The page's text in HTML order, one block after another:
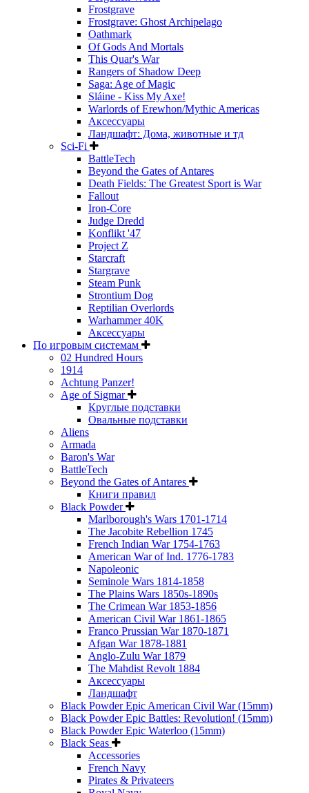
Frostgrave
Frostgrave: Ghost Archipelago
Oathmark
Of Gods And Mortals
This Quar's War
Rangers of Shadow Deep
Saga: Age of Magic
Sláine - Kiss My Axe!
Warlords of Erewhon/Mythic Americas
Аксессуары
Ландшафт: Дома, животные и тд
Sci-Fi
BattleTech
Beyond the Gates of Antares
Death Fields: The Greatest Sport is War
Fallout
Iron-Core
Judge Dredd
Konflikt '47
Project Z
Starcraft
Stargrave
Steam Punk
Strontium Dog
Reptilian Overlords
Warhammer 40K
Аксессуары
По игровым системам
02 Hundred Hours
1914
Achtung Panzer!
Age of Sigmar
Круглые подставки
Овальные подставки
Aliens
Armada
Baron's War
BattleTech
Beyond the Gates of Antares
Книги правил
Black Powder
Marlborough's Wars 1701-1714
The Jacobite Rebellion 1745
French Indian War 1754-1763
American War of Ind. 1776-1783
Napoleonic
Seminole Wars 1814-1858
The Plains Wars 1850s-1890s
The Crimean War 1853-1856
American Civil War 1861-1865
Franco Prussian War 1870-1871
Afgan War 1878-1881
Anglo-Zulu War 1879
The Mahdist Revolt 1884
Аксессуары
Ландшафт
Black Powder Epic American Civil War (15mm)
Black Powder Epic Battles: Revolution! (15mm)
Black Powder Epic Waterloo (15mm)
Black Seas
Accessories
French Navy
Pirates & Privateers